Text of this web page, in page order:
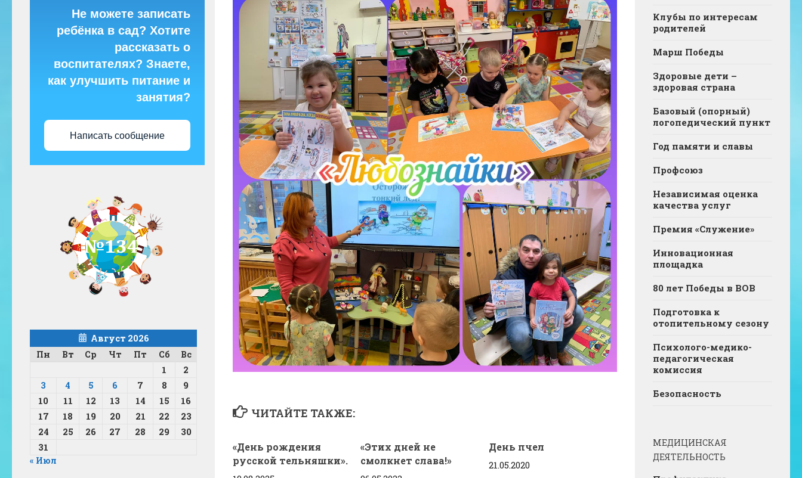
ЧИТАЙТЕ ТАКЖЕ:
«День рождения
русской тельняшки».
«Этих дней не
смолкнет слава!»
День пчел
21.05.2020
Не можете записать
ребёнка в сад? Хотите
рассказать о
воспитателях? Знаете,
как улучшить питание и
занятия?
Написать сообщение
Август 2026
Пн
Вт Ср Чт Пт Сб Вс
1
2
3
4 5 6 7 8
9
10
11 12 13 14 15
16
17
18 19 20 21 22
23
24
25 26 27 28 29
30
31
« Июл
Клубы по интересам
родителей
Марш Победы
Здоровые дети –
здоровая страна
Базовый (опорный)
логопедический пункт
Год памяти и славы
Профсоюз
Независимая оценка
качества услуг
Премия «Служение»
Инновационная
площадка
80 лет Победы в ВОВ
Подготовка к
отопительному сезону
Психолого-медико-
педагогическая
комиссия
Безопасность
МЕДИЦИНСКАЯ
ДЕЯТЕЛЬНОСТЬ